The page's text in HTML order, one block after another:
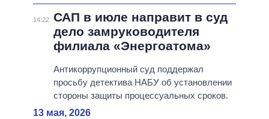
14:22 САП в июле направит в суд
дело замруководителя
филиала «Энергоатома»
Антикоррупционный суд поддержал
просьбу детектива НАБУ об установлении
стороны защиты процессуальных сроков.
13 мая, 2026